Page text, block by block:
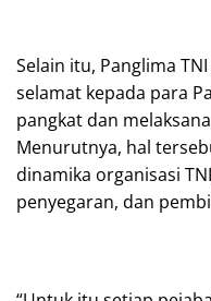
Selain itu, Panglima
selamat kepada para
pangkat dan
Menurutnya, hal
dinamika organisasi
penyegaran, dan